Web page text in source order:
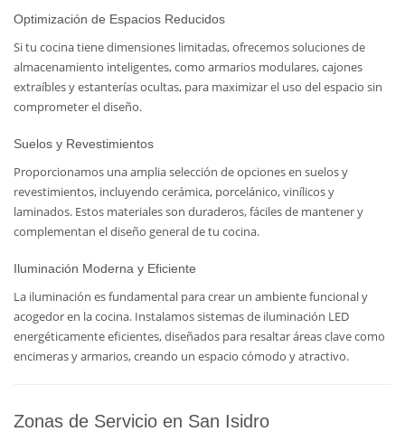
Optimización de Espacios Reducidos
Si tu cocina tiene dimensiones limitadas, ofrecemos soluciones de
almacenamiento inteligentes, como armarios modulares, cajones
extraíbles y estanterías ocultas, para maximizar el uso del espacio sin
comprometer el diseño.
Suelos y Revestimientos
Proporcionamos una amplia selección de opciones en suelos y
revestimientos, incluyendo cerámica, porcelánico, vinílicos y
laminados. Estos materiales son duraderos, fáciles de mantener y
complementan el diseño general de tu cocina.
Iluminación Moderna y Eficiente
La iluminación es fundamental para crear un ambiente funcional y
acogedor en la cocina. Instalamos sistemas de iluminación LED
energéticamente eficientes, diseñados para resaltar áreas clave como
encimeras y armarios, creando un espacio cómodo y atractivo.
Zonas de Servicio en San Isidro